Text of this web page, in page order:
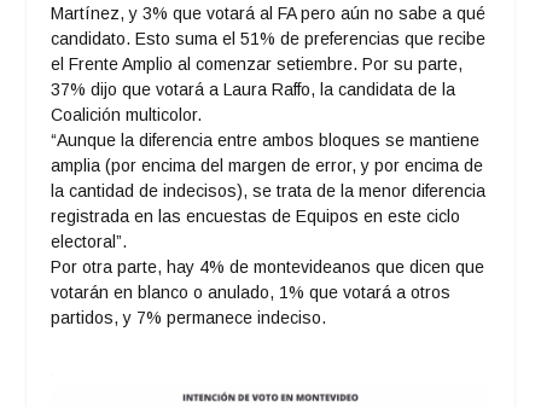
Martínez, y 3% que votará al FA pero aún no sabe a qué
candidato. Esto suma el 51% de preferencias que recibe
el Frente Amplio al comenzar setiembre. Por su parte,
37% dijo que votará a Laura Raffo, la candidata de la
Coalición multicolor.
“Aunque la diferencia entre ambos bloques se mantiene
amplia (por encima del margen de error, y por encima de
la cantidad de indecisos), se trata de la menor diferencia
registrada en las encuestas de Equipos en este ciclo
electoral”.
Por otra parte, hay 4% de montevideanos que dicen que
votarán en blanco o anulado, 1% que votará a otros
partidos, y 7% permanece indeciso.